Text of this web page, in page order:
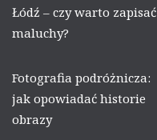
Łódź – czy warto zapisać
maluchy?
Fotografia podróżnicza:
jak opowiadać historie
obrazy